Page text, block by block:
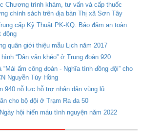
Chương trình khám, tư vấn và cấp thuốc
chính sách trên địa bàn Thị xã Sơn Tây
cấp Kỹ Thuật PK-KQ: Bảo đảm an toàn
động
quân giới thiệu mẫu Lịch năm 2017
“Dân vận khéo” ở Trung đoàn 920
“Mái ấm công đoàn - Nghĩa tình đồng đội” cho
Nguyễn Túy Hồng
940 nỗ lực hỗ trợ nhân dân vùng lũ
cho bộ đội ở Trạm Ra đa 50
hội hiến máu tình nguyện năm 2022